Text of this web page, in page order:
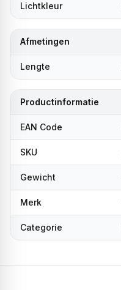
Lichtkleur
Afmetingen
Lengte
Productinformatie
EAN Code
SKU
Gewicht
Merk
Categorie